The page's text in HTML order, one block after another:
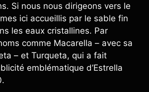
Si nous nous dirigeons vers le
ici accueillis par le sable fin
les eaux cristallines. Par
comme Macarella – avec sa
– et Turqueta, qui a fait
emblématique d’Estrella